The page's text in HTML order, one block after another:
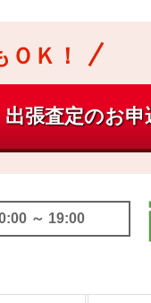
Ｋ！
～ 19:00